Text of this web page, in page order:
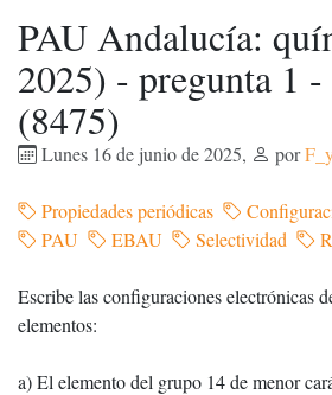
PAU Andalucía:
2025) - pregunta 1
(8475)
Lunes 16 de junio de 2025, por
Propiedades periódicas
PAU
EBAU Selectividad
Escribe las configuraciones electrónicas
elementos:
a) El elemento del grupo 14 de menor